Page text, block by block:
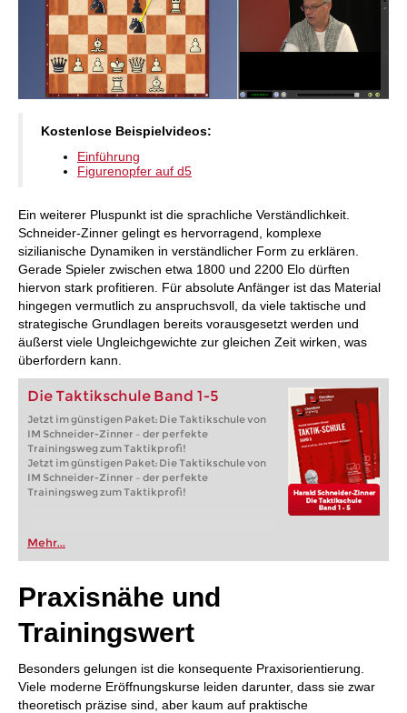
Kostenlose Beispielvideos:
Einführung
Figurenopfer auf d5
Ein weiterer Pluspunkt ist die sprachliche Verständlichkeit.
Schneider-Zinner gelingt es hervorragend, komplexe
sizilianische Dynamiken in verständlicher Form zu erklären.
Gerade Spieler zwischen etwa 1800 und 2200 Elo dürften
hiervon stark profitieren. Für absolute Anfänger ist das Material
hingegen vermutlich zu anspruchsvoll, da viele taktische und
strategische Grundlagen bereits vorausgesetzt werden und
äußerst viele Ungleichgewichte zur gleichen Zeit wirken, was
überfordern kann.
Die Taktikschule Band 1-5
Jetzt im günstigen Paket: Die Taktikschule von
IM Schneider-Zinner – der perfekte
Trainingsweg zum Taktikprofi!
Jetzt im günstigen Paket: Die Taktikschule von
IM Schneider-Zinner – der perfekte
Trainingsweg zum Taktikprofi!
Mehr...
Praxisnähe und
Trainingswert
Besonders gelungen ist die konsequente Praxisorientierung.
Viele moderne Eröffnungskurse leiden darunter, dass sie zwar
theoretisch präzise sind, aber kaum auf praktische